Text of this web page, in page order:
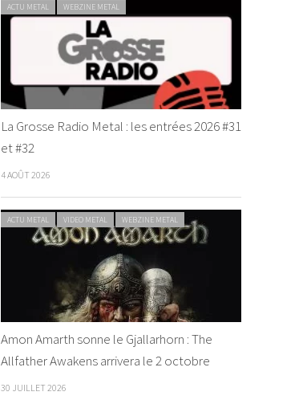
ACTU METAL WEBZINE METAL
La Grosse Radio Metal : les entrées 2026 #31
et #32
4 AOÛT 2026
ACTU METAL VIDEO METAL WEBZINE METAL
Amon Amarth sonne le Gjallarhorn : The
Allfather Awakens arrivera le 2 octobre
30 JUILLET 2026